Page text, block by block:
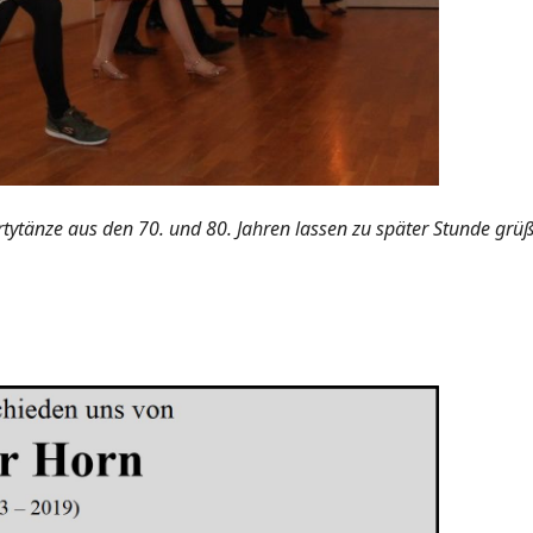
aus den 70. und 80. Jahren lassen zu später Stunde